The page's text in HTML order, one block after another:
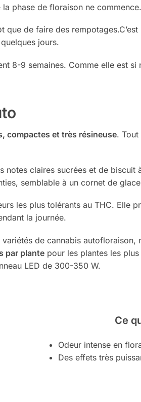
phase de floraison ne commence.
que de faire des
jours.
8-9 semaines. Comme elle est
compactes et très résineuse. Tout
notes claires sucrées et de biscuit
semblable à un cornet de
les plus tolérants au THC. Elle
la journée.
de cannabis
par plantepour les plantes les plus
LED de 300-350 W.
Ce
Odeur intense en
Des effets très